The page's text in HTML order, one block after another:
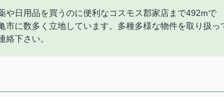
日用品を買うのに便利なコスモス郡家店まで492mで
に数多く立地しています。多種多様な物件を取り扱っ
下さい。